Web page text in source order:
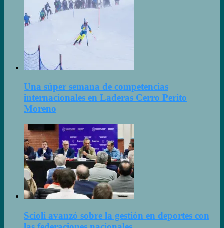
Una súper semana de competencias
internacionales en Laderas Cerro Perito
Moreno
Scioli avanzó sobre la gestión en deportes con